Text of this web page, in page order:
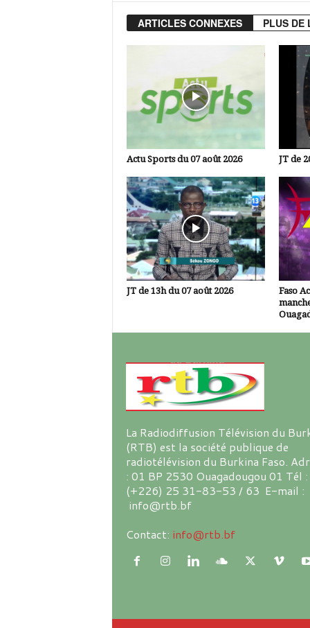
ARTICLES CONNEXES PLUS DE
Actu Sports du 07 août 2026 JT de
JT de 13h du 07 août 2026
Faso
La Radiodiffusion Télévision du
(RTB) est la société publique de
radiotélévision du Burkina Faso.
: 01 BP 2530 Ouagadougou 01 Tél :
(+226) 25 31-83-53 / 63 E-mail :
info@rtb.bf
Contact: info@rtb.bf